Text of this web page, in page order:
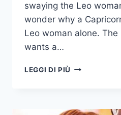
swaying the Leo
wonder why a
Leo woman alone. The
wants a…
LEGGI DI PIÙ 16
UN